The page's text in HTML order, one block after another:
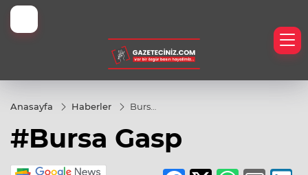
Anasayfa Haberler
Bursa
#Bursa Gasp